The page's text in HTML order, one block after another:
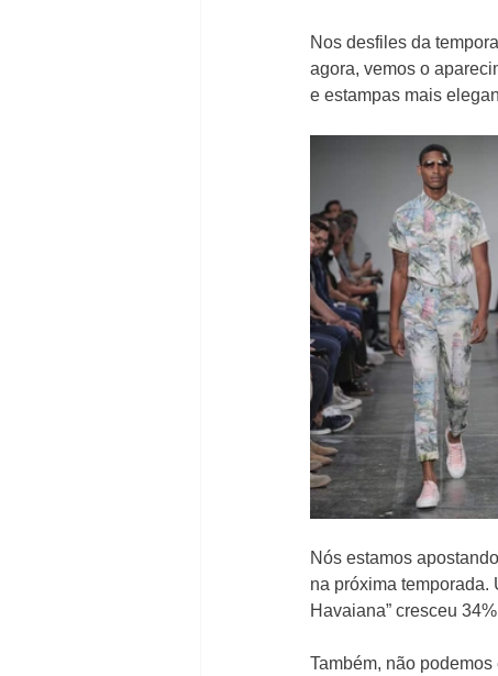
Nos desfiles da
agora, vemos o
e estampas mais
Nós estamos
na próxima temporada.
Havaiana” cresceu
Também, não